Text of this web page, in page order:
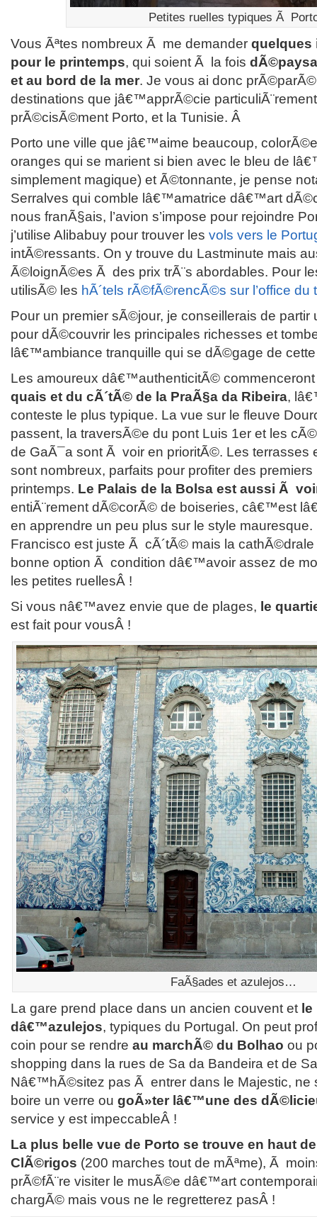
Petites ruelles typiques Ã
Vous Ãªtes nombreux Ã me demander quelques
pour le printemps, qui soient Ã la fois
et au bord de la mer. Je vous ai donc
destinations que jâ€™apprÃ©cie
prÃ©cisÃ©ment Porto, et la Tunisie. Â
Porto une ville que jâ€™aime beaucoup,
oranges qui se marient si bien avec le bleu de
simplement magique) et Ã©tonnante, je pense
Serralves qui comble lâ€™amatrice dâ€™art
nous franÃ§ais, l’avion s’impose pour rejoindre
j’utilise Alibabuy pour trouver les vols vers le
intÃ©ressants. On y trouve du Lastminute mais
Ã©loignÃ©es Ã des prix trÃ¨s abordables. Pour
utilisÃ© les hÃ´tels rÃ©fÃ©rencÃ©s sur l’office du
Pour un premier sÃ©jour, je conseillerais de partir
pour dÃ©couvrir les principales richesses et
lâ€™ambiance tranquille qui se dÃ©gage de
Les amoureux dâ€™authenticitÃ©
quais et du cÃ´tÃ© de la PraÃ§a da Ribeira,
conteste le plus typique. La vue sur le fleuve
passent, la traversÃ©e du pont Luis 1er et les
de GaÃ¯a sont Ã voir en prioritÃ©. Les terrasses
sont nombreux, parfaits pour profiter des
printemps. Le Palais de la Bolsa est aussi Ã
entiÃ¨rement dÃ©corÃ© de boiseries, câ€™est
en apprendre un peu plus sur le style
Francisco est juste Ã cÃ´tÃ© mais la cathÃ©drale
bonne option Ã condition dâ€™avoir assez de
les petites ruellesÂ !
Si vous nâ€™avez envie que de plages, le
est fait pour vousÂ !
FaÃ§ades et azulejos…
La gare prend place dans un ancien couvent et
dâ€™azulejos, typiques du Portugal. On peut
coin pour se rendre au marchÃ© du Bolhao ou
shopping dans la rues de Sa da Bandeira et de
Nâ€™hÃ©sitez pas Ã entrer dans le Majestic, ne
boire un verre ou goÃ»ter lâ€™une des
service y est impeccableÂ !
La plus belle vue de Porto se trouve en haut
ClÃ©rigos (200 marches tout de mÃªme), Ã
prÃ©fÃ¨re visiter le musÃ©e dâ€™art
chargÃ© mais vous ne le regretterez pasÂ !